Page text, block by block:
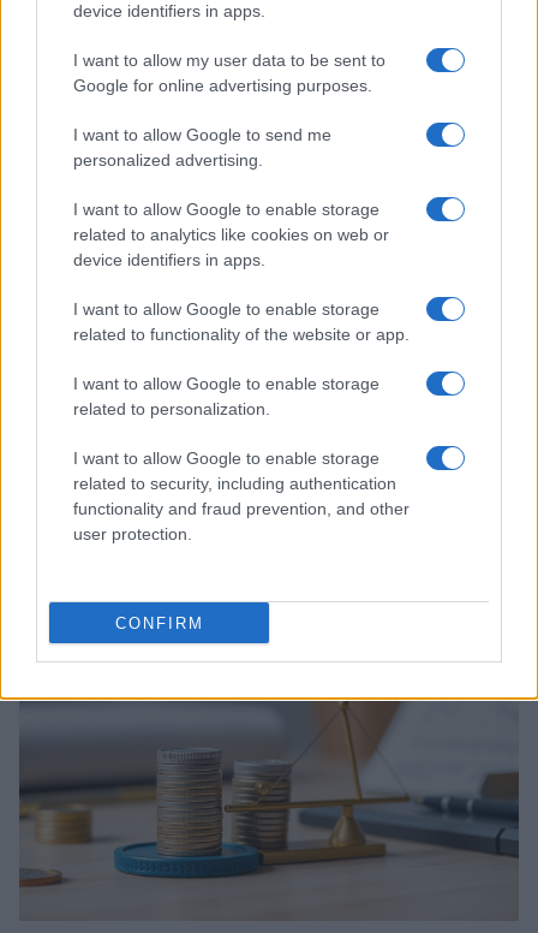
device identifiers in apps.
I want to allow my user data to be sent to
Google for online advertising purposes.
I want to allow Google to send me
personalized advertising.
I want to allow Google to enable storage
related to analytics like cookies on web or
device identifiers in apps.
I want to allow Google to enable storage
related to functionality of the website or app.
I want to allow Google to enable storage
related to personalization.
I want to allow Google to enable storage
related to security, including authentication
functionality and fraud prevention, and other
user protection.
CONFIRM
Continua a leggere
ESG NEWS
Ilaria Galli · 15 Giu 2026
ESG NEWS